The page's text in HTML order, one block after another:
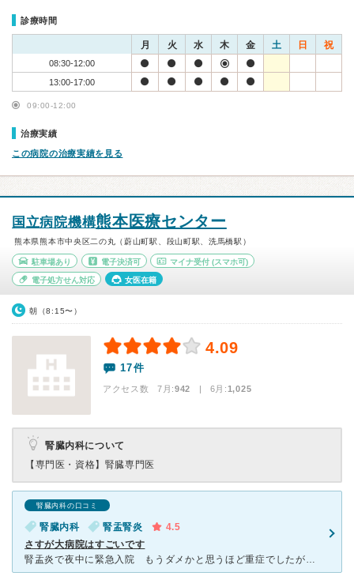
診療時間
月 火 水 木 金 土 日 祝
08:30-12:00
13:00-17:00
09:00-12:00
治療実績
この病院の治療実績を見る
国立病院機構熊本医療センター
熊本県熊本市中央区二の丸（蔚山町駅、段山町駅、洗馬橋駅）
駐車場あり 電子決済可 マイナ受付 (スマホ可)
電子処方せん対応 女医在籍
朝（8:15〜）
4.09
17件
アクセス数 7月:942 | 6月:1,025
腎臓内科について
【専門医・資格】 腎臓専門医
腎臓内科の口コミ
腎臓内科 腎盂腎炎
4.5
さすが大病院はすごいです
腎盂炎で夜中に緊急入院 もうダメかと思うほど重症でしたがたまたま専門医がいらっしゃってテキパキと迅速に対応してくださいました 1週間程度の退院できたのは先生他スタッフのおかげ 退院が通院しましたが待ち